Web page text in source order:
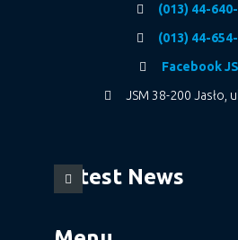
(013) 44-
(013) 44-
Facebook
JSM 38-200 Jasło,
Latest News